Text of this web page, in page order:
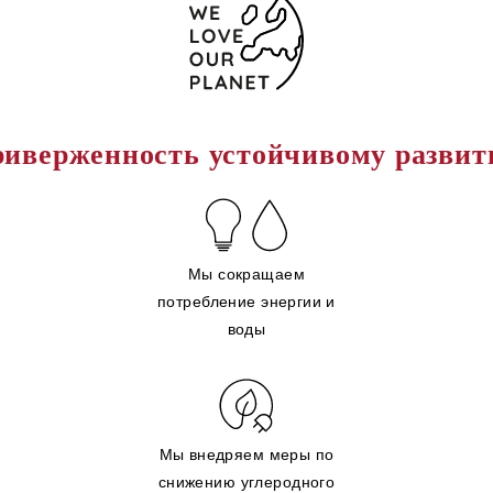
устойчивому
Мы сокращаем
потребление энергии и
воды
Мы внедряем меры по
снижению углеродного